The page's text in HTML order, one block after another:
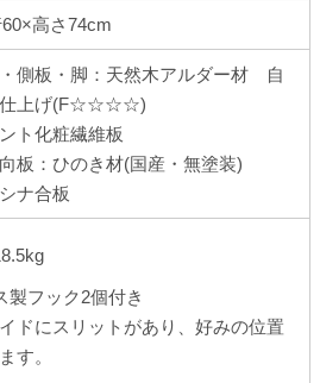
高さ74cm
側板・脚：天然木アルダー材 自
仕上げ(F☆☆☆☆)
ト化粧繊維板
板：ひのき材(国産・無塗装)
ナ合板
製フック2個付き
ドにスリットがあり、好みの位置
す。